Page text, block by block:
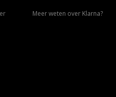
Meer weten over Klarna?